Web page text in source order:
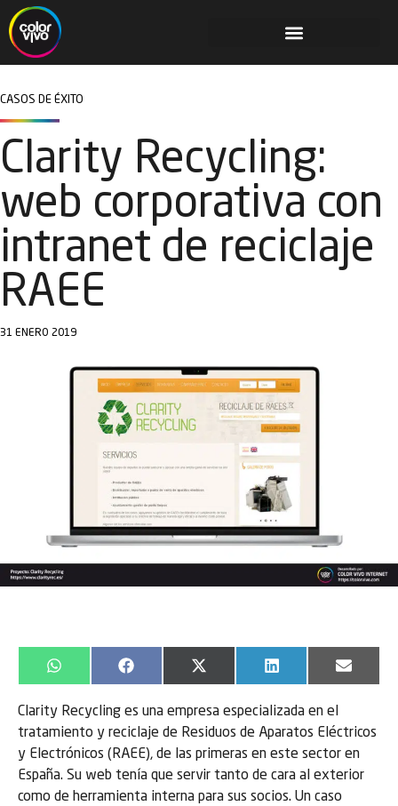
CASOS DE ÉXITO
Clarity Recycling:
web corporativa con
intranet de reciclaje
RAEE
31 ENERO 2019
WhatsApp Facebook
X
(Twitter)
LinkedIn Email
Clarity Recycling es una empresa especializada en el
tratamiento y reciclaje de Residuos de Aparatos Eléctricos
y Electrónicos (RAEE), de las primeras en este sector en
España. Su web tenía que servir tanto de cara al exterior
como de herramienta interna para sus socios. Un caso